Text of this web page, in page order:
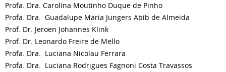
Profa. Dra. Carolina Moutinho Duque de Pinho
Profa. Dra. Guadalupe Maria Jungers Abib de Almeida
Prof. Dr. Jeroen Johannes Klink
Prof. Dr. Leonardo Freire de Mello
Profa. Dra. Luciana Nicolau Ferrara
Profa. Dra. Luciana Rodrigues Fagnoni Costa Travassos